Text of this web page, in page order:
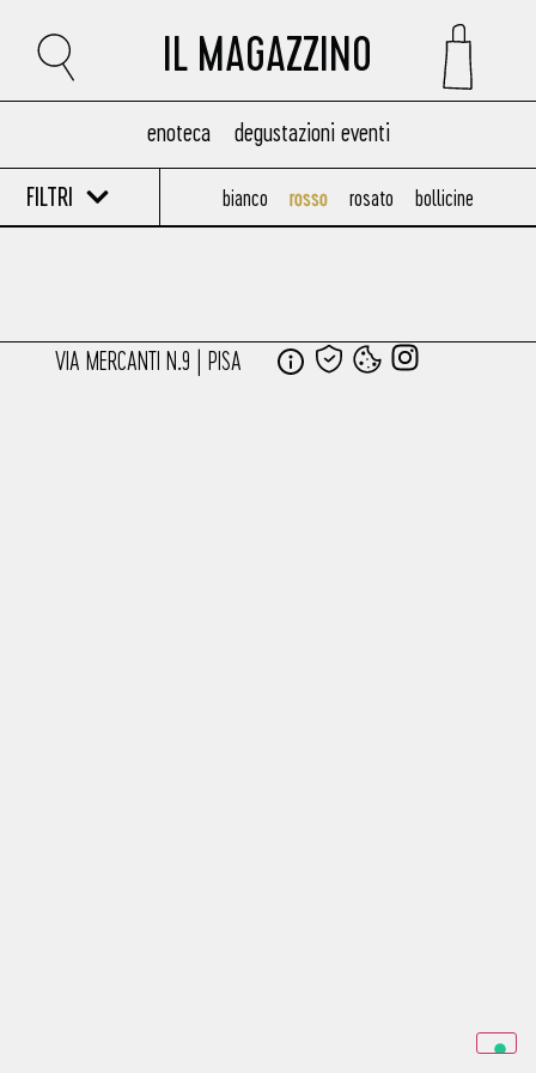
IL MAGAZZINO
enoteca degustazioni eventi
FILTRI bianco rosso rosato bollicine
VIA MERCANTI N.9 | PISA